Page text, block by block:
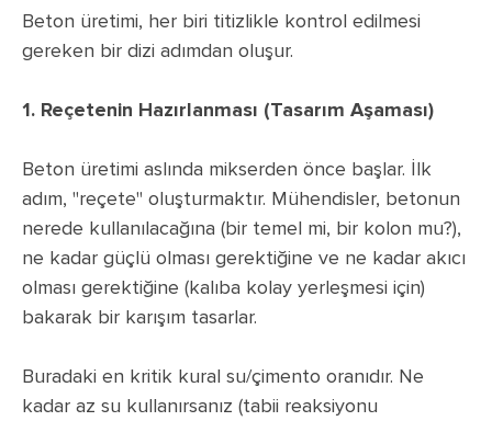
Beton üretimi, her biri titizlikle kontrol edilmesi
gereken bir dizi adımdan oluşur.
1. Reçetenin Hazırlanması (Tasarım Aşaması)
Beton üretimi aslında mikserden önce başlar. İlk
adım, "reçete" oluşturmaktır. Mühendisler, betonun
nerede kullanılacağına (bir temel mi, bir kolon mu?),
ne kadar güçlü olması gerektiğine ve ne kadar akıcı
olması gerektiğine (kalıba kolay yerleşmesi için)
bakarak bir karışım tasarlar.
Buradaki en kritik kural su/çimento oranıdır. Ne
kadar az su kullanırsanız (tabii reaksiyonu